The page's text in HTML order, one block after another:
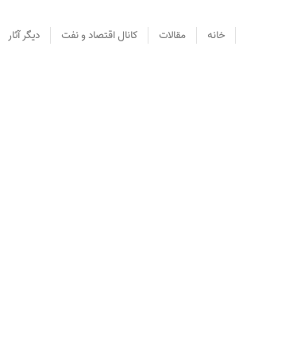
خانه مقالات کانال اقتصاد و نفت دیگر آثار